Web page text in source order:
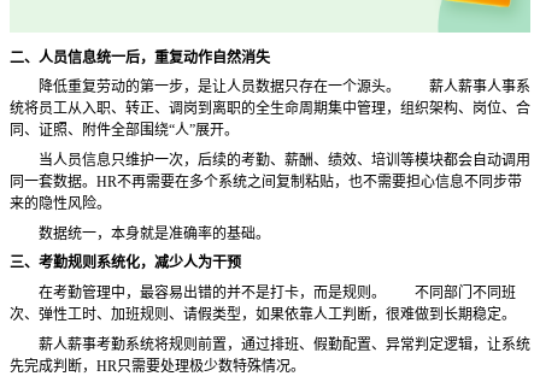
二、人员信息统一后，重复动作自然消失
降低重复劳动的第一步，是让人员数据只存在一个源头。
薪人薪事人事系
统将员工从入职、转正、调岗到离职的全生命周期集中管理，组织架构、岗位、合
同、证照、附件全部围绕“人”展开。
当人员信息只维护一次，后续的考勤、薪酬、绩效、培训等模块都会自动调用
同一套数据。 HR不再需要在多个系统之间复制粘贴，也不需要担心信息不同步带
来的隐性风险。
数据统一，本身就是准确率的基础。
三、考勤规则系统化，减少人为干预
在考勤管理中，最容易出错的并不是打卡，而是规则。
不同部门不同班
次、弹性工时、加班规则、请假类型，如果依靠人工判断，很难做到长期稳定。
薪人薪事考勤系统将规则前置，通过排班、假勤配置、异常判定逻辑，让系统
先完成判断， HR只需要处理极少数特殊情况。